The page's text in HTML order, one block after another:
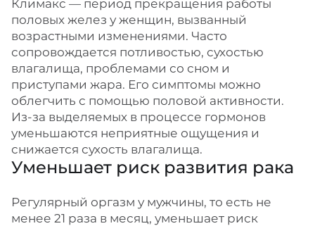
Климакс — период прекращения работы
половых желез у женщин, вызванный
возрастными изменениями. Часто
сопровождается потливостью, сухостью
влагалища, проблемами со сном и
приступами жара. Его симптомы можно
облегчить с помощью половой активности.
Из-за выделяемых в процессе гормонов
уменьшаются неприятные ощущения и
снижается сухость влагалища.
Уменьшает риск развития рака
Регулярный оргазм у мужчины, то есть не
менее 21 раза в месяц, уменьшает риск